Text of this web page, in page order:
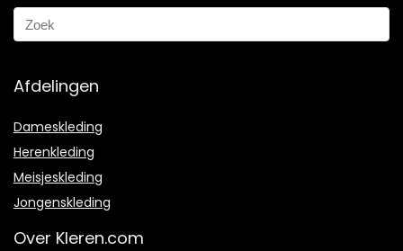
Afdelingen
Dameskleding
Herenkleding
Meisjeskleding
Jongenskleding
Over Kleren.com